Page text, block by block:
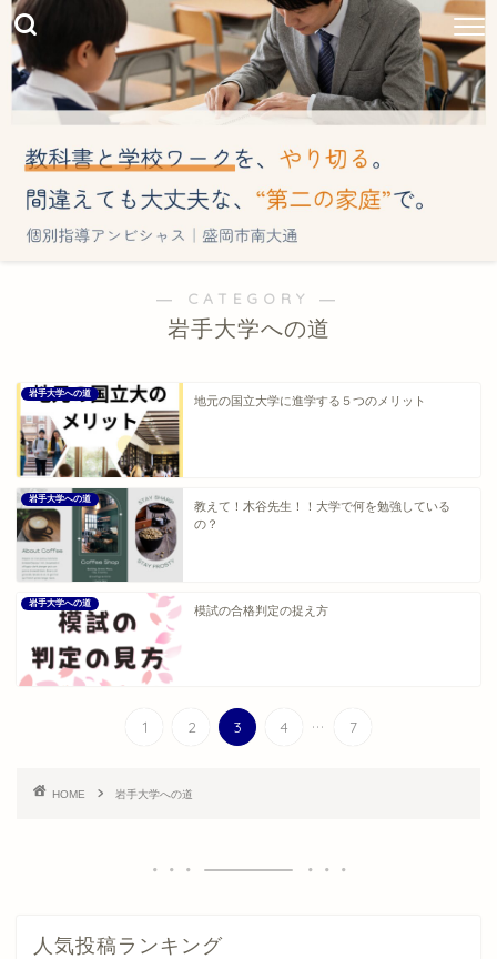
― CATEGORY ―
岩手大学への道
岩手大学への道
地元の国立大学に進学する５つのメリット
岩手大学への道
教えて！木谷先生！！大学で何を勉強している
の？
岩手大学への道
模試の合格判定の捉え方
1 2 3 4 ... 7
HOME 岩手大学への道
人気投稿ランキング